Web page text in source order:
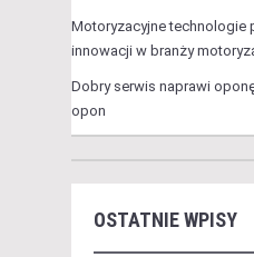
Motoryzacyjne technologie
innowacji w branży
Dobry serwis naprawi
opon
OSTATNIE WPISY